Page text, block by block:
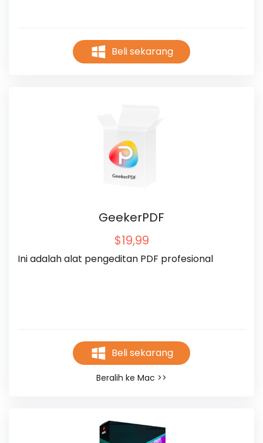
Beli sekarang
GeekerPDF
$19,99
Ini adalah alat pengeditan PDF profesional
Beli sekarang
Beralih ke Mac >>